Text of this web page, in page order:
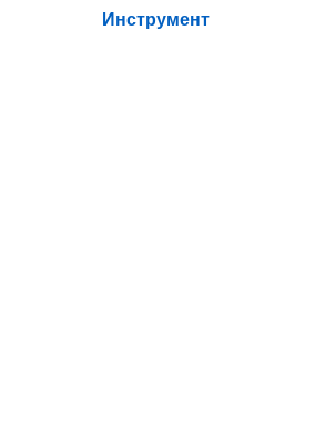
Инструмент